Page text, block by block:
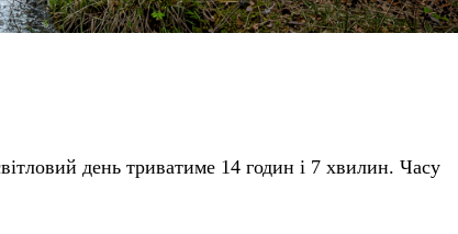
день триватиме 14 годин і 7 хвилин. Часу